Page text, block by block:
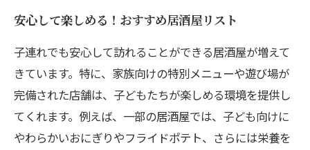
安心して楽しめる！おすすめ居酒屋リスト
子連れでも安心して訪れることができる居酒屋が増えて
きています。特に、家族向けの特別メニューや遊び場が
完備された店舗は、子どもたちが楽しめる環境を提供し
てくれます。例えば、一部の居酒屋では、子ども向けに
やわらかいおにぎりやフライドポテト、さらには栄養を